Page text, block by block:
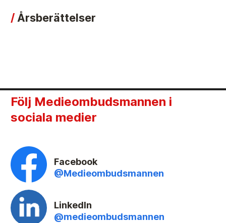
Årsberättelser
Följ Medieombudsmannen i
sociala medier
Facebook
@Medieombudsmannen
LinkedIn
@medieombudsmannen